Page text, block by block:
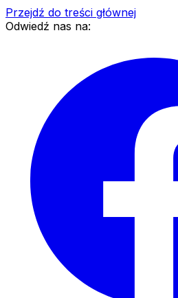
Przejdź do treści głównej
Odwiedź nas na: